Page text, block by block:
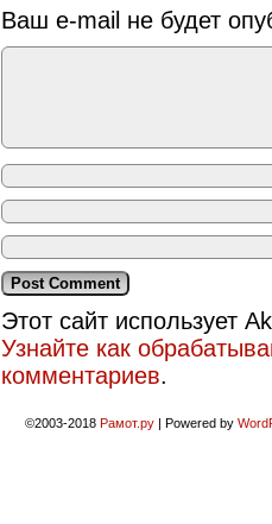
Ваш e-mail не будет
Этот сайт использует
Узнайте как
комментариев.
©2003-2018 Рамот.ру | Powered by